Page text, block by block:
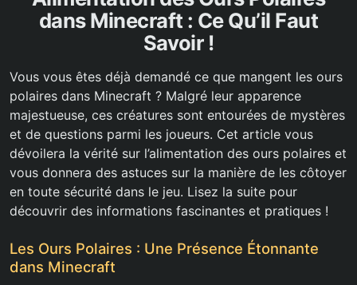
dans Minecraft : Ce Qu’il Faut
Savoir !
Vous vous êtes déjà demandé ce que mangent les ours
polaires dans Minecraft ? Malgré leur apparence
majestueuse, ces créatures sont entourées de mystères
et de questions parmi les joueurs. Cet article vous
dévoilera la vérité sur l’alimentation des ours polaires et
vous donnera des astuces sur la manière de les côtoyer
en toute sécurité dans le jeu. Lisez la suite pour
découvrir des informations fascinantes et pratiques !
Les Ours Polaires : Une Présence Étonnante
dans Minecraft